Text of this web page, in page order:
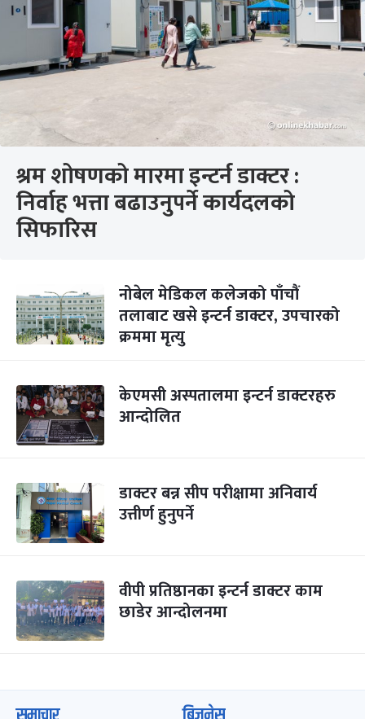
श्रम शोषणको मारमा इन्टर्न डाक्टर :
निर्वाह भत्ता बढाउनुपर्ने कार्यदलको
सिफारिस
नोबेल मेडिकल कलेजको पाँचौं
तलाबाट खसे इन्टर्न डाक्टर, उपचारको
क्रममा मृत्यु
केएमसी अस्पतालमा इन्टर्न डाक्टरहरु
आन्दोलित
डाक्टर बन्न सीप परीक्षामा अनिवार्य
उत्तीर्ण हुनुपर्ने
वीपी प्रतिष्ठानका इन्टर्न डाक्टर काम
छाडेर आन्दोलनमा